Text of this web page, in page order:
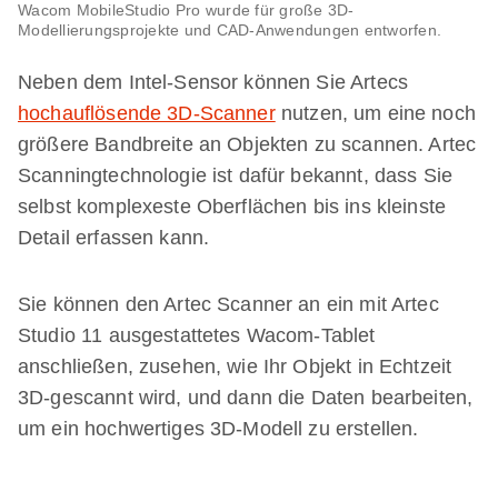
Wacom MobileStudio Pro wurde für große 3D-
Modellierungsprojekte und CAD-Anwendungen entworfen.
Neben dem Intel-Sensor können Sie Artecs
hochauflösende 3D-Scannernutzen, um eine noch
größere Bandbreite an Objekten zu scannen. Artec
Scanningtechnologie ist dafür bekannt, dass Sie
selbst komplexeste Oberflächen bis ins kleinste
Detail erfassen kann.
Sie können den Artec Scanner an ein mit Artec
Studio 11 ausgestattetes Wacom-Tablet
anschließen, zusehen, wie Ihr Objekt in Echtzeit
3D-gescannt wird, und dann die Daten bearbeiten,
um ein hochwertiges 3D-Modell zu erstellen.